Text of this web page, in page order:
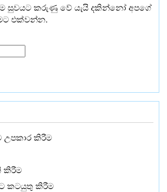
සුවයට කරුණු වේ යැයි දකින්නෝ අපගේ
එක්වන්න.
කිරීම
කටයුතු කිරීම